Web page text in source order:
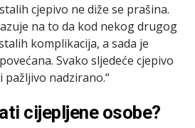
cjepivo ne diže se prašina.
na to da kod nekog drugog
komplikacija, a sada je
Svako sljedeće cjepivo
nadzirano.“
cijepljene osobe?